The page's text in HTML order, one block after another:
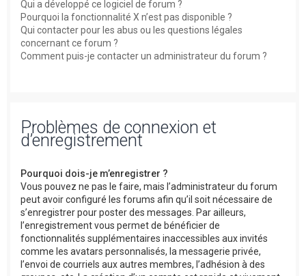
Qui a développé ce logiciel de forum ?
Pourquoi la fonctionnalité X n’est pas disponible ?
Qui contacter pour les abus ou les questions légales
concernant ce forum ?
Comment puis-je contacter un administrateur du forum ?
Problèmes de connexion et
d’enregistrement
Pourquoi dois-je m’enregistrer ?
Vous pouvez ne pas le faire, mais l’administrateur du forum
peut avoir configuré les forums afin qu’il soit nécessaire de
s’enregistrer pour poster des messages. Par ailleurs,
l’enregistrement vous permet de bénéficier de
fonctionnalités supplémentaires inaccessibles aux invités
comme les avatars personnalisés, la messagerie privée,
l’envoi de courriels aux autres membres, l’adhésion à des